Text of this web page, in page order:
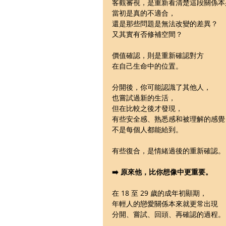
客觀審視，是重新看清楚這段關係
當初是真的不適合，
還是那些問題是無法改變的差異？
又其實有否修補空間？
價值確認，則是重新確認對方
在自己生命中的位置。
分開後，你可能認識了其他人，
也嘗試過新的生活，
但在比較之後才發現，
有些安全感、熟悉感和被理解的感
不是每個人都能給到。
有些復合，是情緒過後的重新確認。
➡️ 原來他，比你想像中更重要。
在 18 至 29 歲的成年初顯期，
年輕人的戀愛關係本來就更常出現
分開、嘗試、回頭、再確認的過程。